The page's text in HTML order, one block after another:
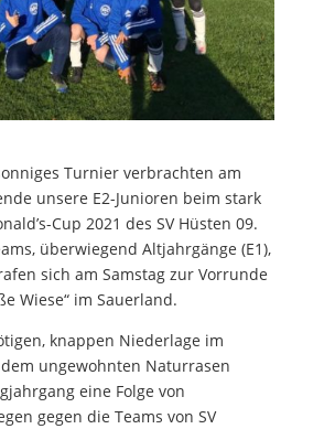
Turnier verbrachten am
unsere E2-Junioren beim stark
Cup 2021 des SV Hüsten 09.
überwiegend Altjahrgänge (E1),
sich am Samstag zur Vorrunde
Wiese“ im Sauerland.
knappen Niederlage im
ungewohnten Naturrasen
eine Folge von
gegen die Teams von SV